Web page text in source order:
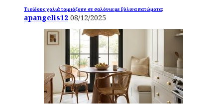
Τι είδους χαλιά ταιριάζουν σε σαλόνια με ξύλινα πατώματα;
apangelis12 08/12/2025